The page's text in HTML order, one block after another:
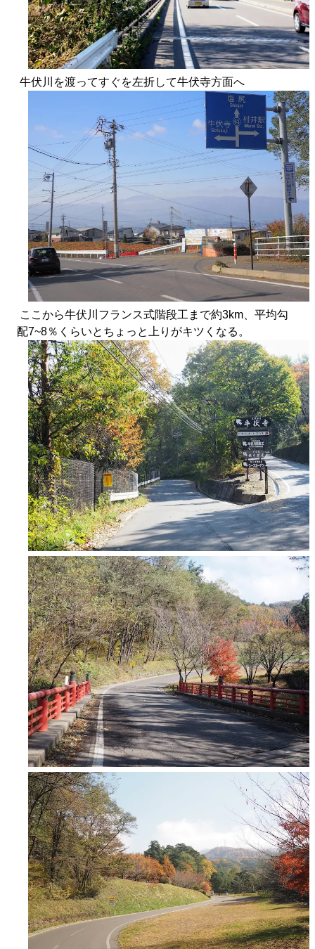
牛伏川を渡ってすぐを左折して牛伏寺方面へ
ここから牛伏川フランス式階段工まで約3km、平均勾
配7~8％くらいとちょっと上りがキツくなる。